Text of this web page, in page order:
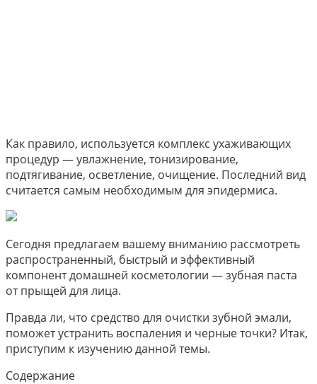
Как правило, используется комплекс ухаживающих
процедур — увлажнение, тонизирование,
подтягивание, осветление, очищение. Последний вид
считается самым необходимым для эпидермиса.
Сегодня предлагаем вашему вниманию рассмотреть
распространенный, быстрый и эффективный
компонент домашней косметологии — зубная паста
от прыщей для лица.
Правда ли, что средство для очистки зубной эмали,
поможет устранить воспаления и черные точки? Итак,
приступим к изучению данной темы.
Содержание